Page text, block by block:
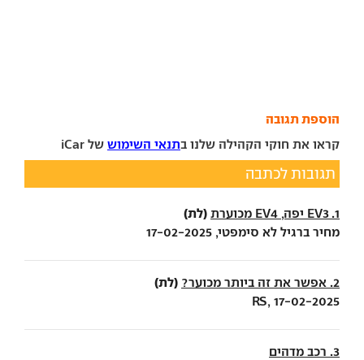
הוספת תגובה
קראו את חוקי הקהילה שלנו בתנאי השימוש של iCar
תגובות לכתבה
1. EV3 יפה, EV4 מכוערת (לת)
מחיר ברגיל לא סימפטי, 17-02-2025
2. אפשר את זה ביותר מכוער? (לת)
RS, 17-02-2025
3. רכב מדהים